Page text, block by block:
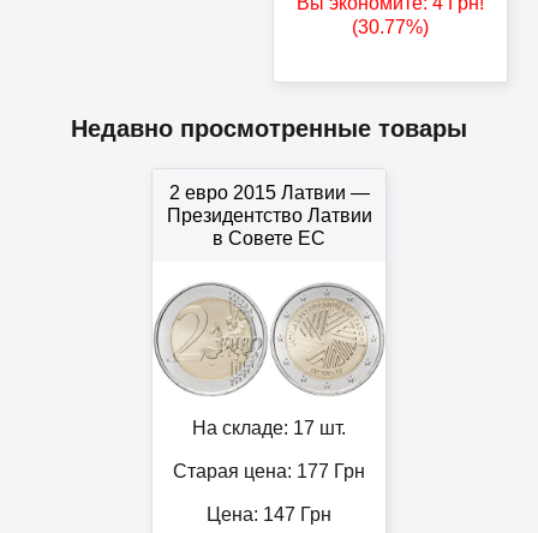
(30.77%)
Недавно просмотренные товары
2 евро 2015 Латвии —
Президентство Латвии
в Совете ЕС
На складе: 17 шт.
Старая цена: 177 Грн
Цена: 147 Грн